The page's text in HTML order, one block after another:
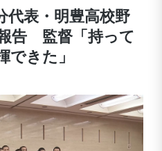
代表・明豊高校野
告 監督「持って
できた」